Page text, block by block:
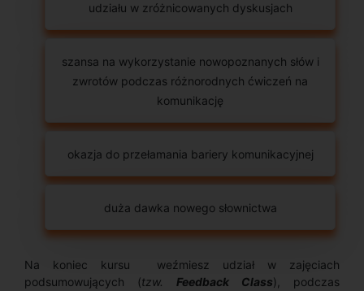
udziału w zróżnicowanych dyskusjach
szansa na wykorzystanie nowopoznanych słów i
zwrotów podczas różnorodnych ćwiczeń na
komunikację
okazja do przełamania bariery komunikacyjnej
duża dawka nowego słownictwa
Na koniec kursu weźmiesz udział w zajęciach
podsumowujących (tzw. Feedback Class), podczas